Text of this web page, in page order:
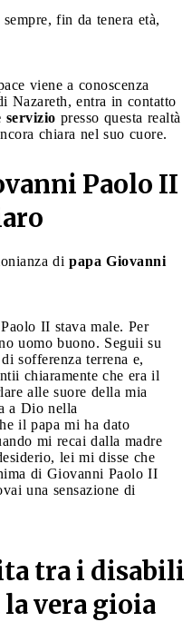
fin da tenera età,
viene a conoscenza
Nazareth, entra in contatto
servizio presso questa realtà
chiara nel suo cuore.
Paolo II
di papa Giovanni
II stava male. Per
uomo buono. Seguii su
sofferenza terrena e,
chiaramente che era il
alle suore della mia
a Dio nella
il papa mi ha dato
mi recai dalla madre
lei mi disse che
di Giovanni Paolo II
una sensazione di
tra i disabili
vera gioia